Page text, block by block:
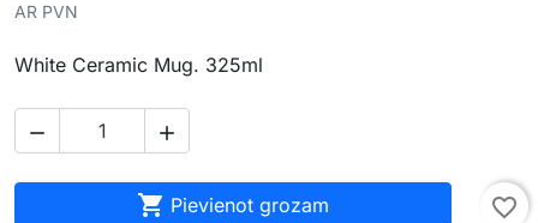
AR PVN
White Ceramic Mug. 325ml
 
 Pievienot grozam favorite_border